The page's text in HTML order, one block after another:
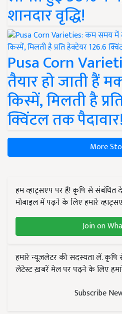
शानदार वृद्धि!
Pusa Corn
तैयार हो जाती हैं
किस्में, मिलती है
क्विंटल तक पैदावार!
More
हम व्हाट्सएप पर हैं! कृषि से
मोबाइल में पढ़ने के लिए हमारे
Join on
हमारे न्यूज़लेटर की सदस्यता लें.
लेटेस्ट ख़बरें मेल पर पढ़ने के लिए
Subscribe